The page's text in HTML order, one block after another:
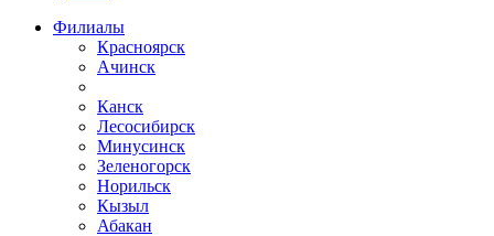
Филиалы
Красноярск
Ачинск
Канск
Лесосибирск
Минусинск
Зеленогорск
Норильск
Кызыл
Абакан